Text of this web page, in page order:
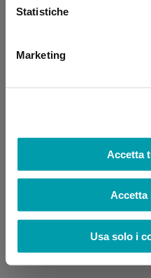
Statistiche
Marketing
Accetta
Accetta
Usa solo i